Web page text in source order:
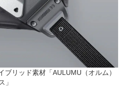
ブリッド素材「AULUMU（オルム）
」